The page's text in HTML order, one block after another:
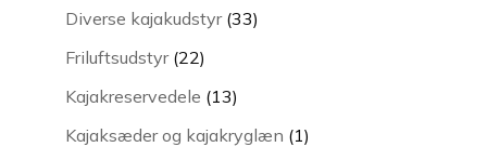
varer
Diverse kajakudstyr 3333
Friluftsudstyr 2222
varer
Kajakreservedele 1313
varer
Kajaksæder og kajakryglæn 11